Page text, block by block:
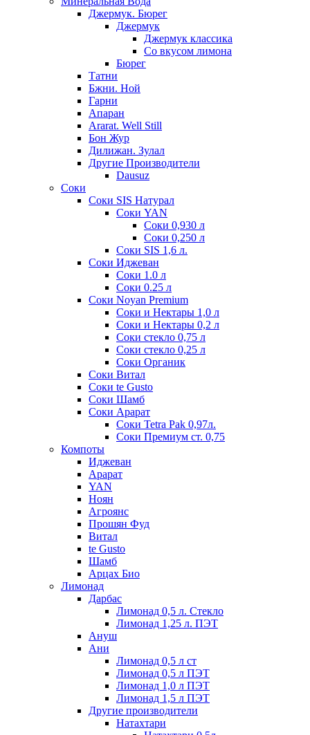
Джермук. Бюрег
Джермук
Джермук классика
Со вкусом лимона
Бюрег
Татни
Бжни. Ной
Гарни
Апаран
Ararat. Well Still
Бон Жур
Дилижан. Зулал
Другие Производители
Dausuz
Соки
Соки SIS Натурал
Соки YAN
Соки 0,930 л
Соки 0,250 л
Соки SIS 1,6 л.
Соки Иджеван
Соки 1.0 л
Соки 0.25 л
Соки Noyan Premium
Соки и Нектары 1,0 л
Соки и Нектары 0,2 л
Соки стекло 0,75 л
Соки стекло 0,25 л
Соки Органик
Соки Витал
Соки te Gusto
Соки Шамб
Соки Арарат
Соки Tetra Pak 0,97л.
Соки Премиум ст. 0,75
Компоты
Иджеван
Арарат
YAN
Ноян
Агроянс
Прошян Фуд
Витал
te Gusto
Шамб
Арцах Био
Лимонад
Дарбас
Лимонад 0,5 л. Стекло
Лимонад 1,25 л. ПЭТ
Ануш
Ани
Лимонад 0,5 л ст
Лимонад 0,5 л ПЭТ
Лимонад 1,0 л ПЭТ
Лимонад 1,5 л ПЭТ
Другие производители
Натахтари